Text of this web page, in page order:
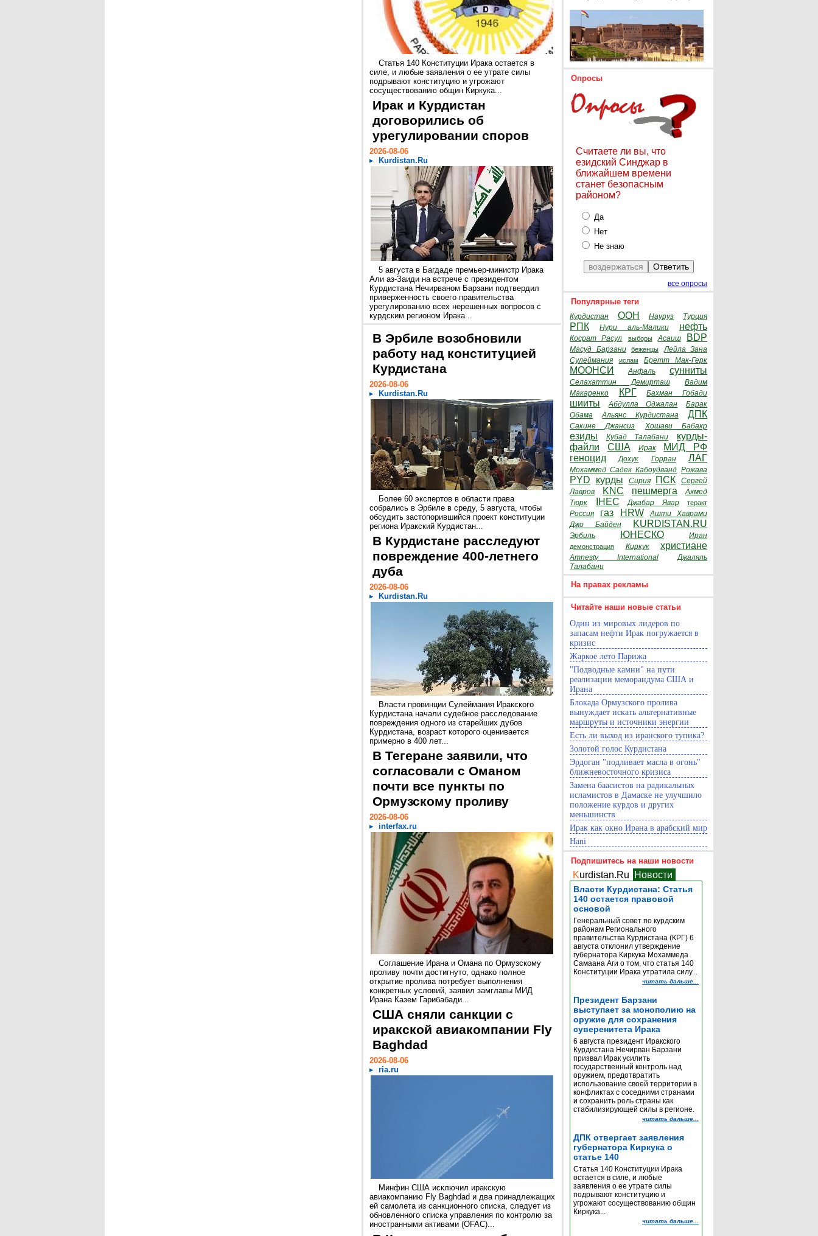
Статья 140 Конституции Ирака остается в
силе, и любые заявления о ее утрате силы
подрывают конституцию и угрожают
сосуществованию общин Киркука...
Ирак и Курдистан
договорились об
урегулировании споров
2026-08-06
Kurdistan.Ru
5 августа в Багдаде премьер-министр Ирака
Али аз-Заиди на встрече с президентом
Курдистана Нечирваном Барзани подтвердил
приверженность своего правительства
урегулированию всех нерешенных вопросов с
курдским регионом Ирака...
В Эрбиле возобновили
работу над конституцией
Курдистана
2026-08-06
Kurdistan.Ru
Более 60 экспертов в области права
собрались в Эрбиле в среду, 5 августа, чтобы
обсудить застопорившийся проект конституции
региона Иракский Курдистан...
В Курдистане расследуют
повреждение 400-летнего
дуба
2026-08-06
Kurdistan.Ru
Власти провинции Сулеймания Иракского
Курдистана начали судебное расследование
повреждения одного из старейших дубов
Курдистана, возраст которого оценивается
примерно в 400 лет...
В Тегеране заявили, что
согласовали с Оманом
почти все пункты по
Ормузскому проливу
2026-08-06
interfax.ru
Соглашение Ирана и Омана по Ормузскому
проливу почти достигнуто, однако полное
открытие пролива потребует выполнения
конкретных условий, заявил замглавы МИД
Ирана Казем Гарибабади...
США сняли санкции с
иракской авиакомпании Fly
Baghdad
2026-08-06
ria.ru
Минфин США исключил иракскую
авиакомпанию Fly Baghdad и два принадлежащих
ей самолета из санкционного списка, следует из
обновленного списка управления по контролю за
иностранными активами (OFAC)...
Опросы
Считаете ли вы, что
езидский Синджар в
ближайшем времени
станет безопасным
районом?
Да
Нет
Не знаю
все опросы
Популярные теги
Курдистан ООН Науруз Турция
РПК Нури аль-Малики нефть
Косрат Расул выборы Асаиш BDP
Масуд Барзани беженцы
Лейла Зана
Сулеймания
ислам Бретт Мак-Герк
МООНСИ Анфаль сунниты
Селахаттин Демирташ
Вадим
Макаренко
КРГ Бахман Гобади
шииты Абдулла Оджалан
Барак
Обама
Альянс Курдистана ДПК
Сакине Джансиз Хошави Бабакр
езиды Кубад Талабани
курды-
файли
США Ирак
МИД РФ
геноцид
Дохук Горран ЛАГ
Мохаммед Садек Кабоудванд Рожава
PYD курды Сирия ПСК
Сергей
Лавров
KNC пешмерга
Ахмед
Тюрк
IHEC Джабар Явар теракт
Россия газ HRW
Ашти Хаврами
Джо Байден
KURDISTAN.RU
Эрбиль ЮНЕСКО Иран
демонстрация Киркук христиане
Amnesty International
Джаляль
Талабани
На правах рекламы
Читайте наши новые статьи
Один из мировых лидеров по
запасам нефти Ирак погружается в
кризис
Жаркое лето Парижа
"Подводные камни" на пути
реализации меморандума США и
Ирана
Блокада Ормузского пролива
вынуждает искать альтернативные
маршруты и источники энергии
Есть ли выход из иранского тупика?
Золотой голос Курдистана
Эрдоган "подливает масла в огонь"
ближневосточного кризиса
Замена баасистов на радикальных
исламистов в Дамаске не улучшило
положение курдов и других
меньшинств
Ирак как окно Ирана в арабский мир
Hani
Подпишитесь на наши новости
Kurdistan.Ru Новости
Власти Курдистана: Статья
140 остается правовой
основой
Генеральный совет по курдским
районам Регионального
правительства Курдистана (КРГ) 6
августа отклонил утверждение
губернатора Киркука Мохаммеда
Самаана Аги о том, что статья 140
Конституции Ирака утратила силу...
читать дальше...
Президент Барзани
выступает за монополию на
оружие для сохранения
суверенитета Ирака
6 августа президент Иракского
Курдистана Нечирван Барзани
призвал Ирак усилить
государственный контроль над
оружием, предотвратить
использование своей территории в
конфликтах с соседними странами
и сохранить роль страны как
стабилизирующей силы в регионе.
читать дальше...
ДПК отвергает заявления
губернатора Киркука о
статье 140
Статья 140 Конституции Ирака
остается в силе, и любые
заявления о ее утрате силы
подрывают конституцию и
угрожают сосуществованию общин
Киркука...
читать дальше...